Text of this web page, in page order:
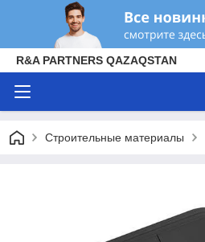
R&A PARTNERS QAZAQSTAN
Строительные материалы